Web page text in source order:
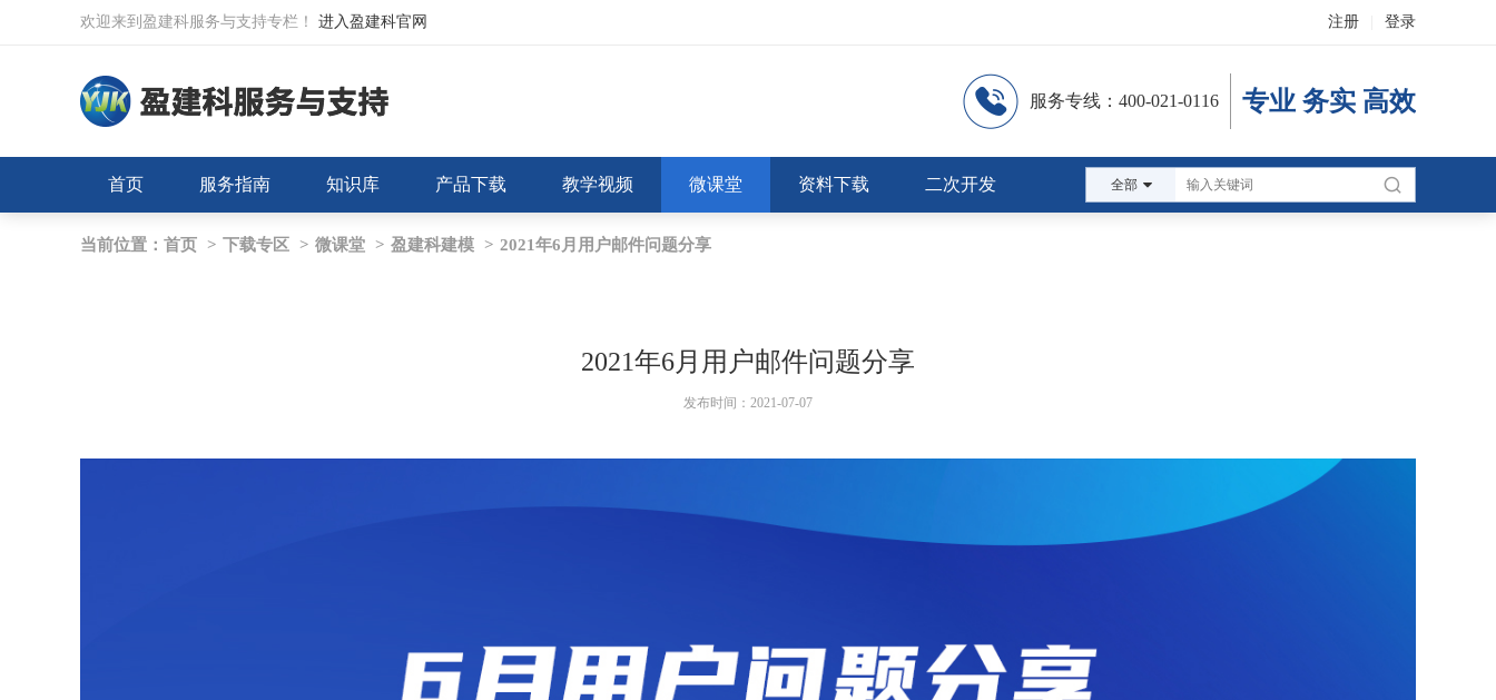
欢迎来到盈建科服务与支持专栏！ 进入盈建科官网 注册 登录
服务专线：400-021-0116 专业 务实 高效
首页 服务指南 知识库 产品下载 教学视频 微课堂 资料下载 二次开发 全部
当前位置： 首页 > 下载专区 > 微课堂 > 盈建科建模 > 2021年6月用户邮件问题分享
2021年6月用户邮件问题分享
发布时间：2021-07-07